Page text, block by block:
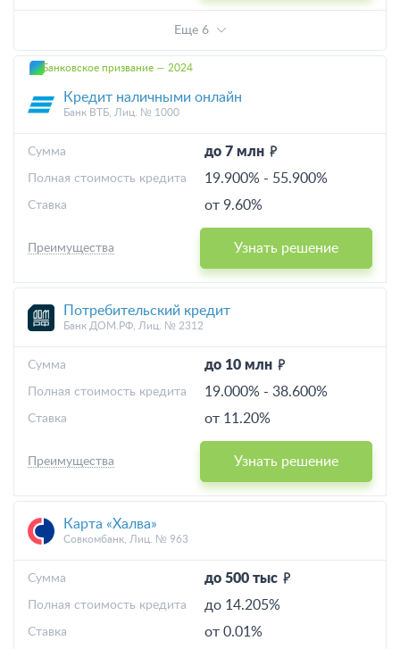
Еще 6
Банковское призвание — 2024
Кредит наличными онлайн
Банк ВТБ, Лиц. № 1000
до 7 млн
Cумма
19.900% - 55.900%
Полная стоимость кредита
от 9.60%
Ставка
Узнать решение
Преимущества
Потребительский кредит
Банк ДОМ.РФ, Лиц. № 2312
до 10 млн
Cумма
19.000% - 38.600%
Полная стоимость кредита
от 11.20%
Ставка
Узнать решение
Преимущества
Карта «Халва»
Совкомбанк, Лиц. № 963
до 500 тыс
Cумма
до 14.205%
Полная стоимость кредита
от 0.01%
Ставка